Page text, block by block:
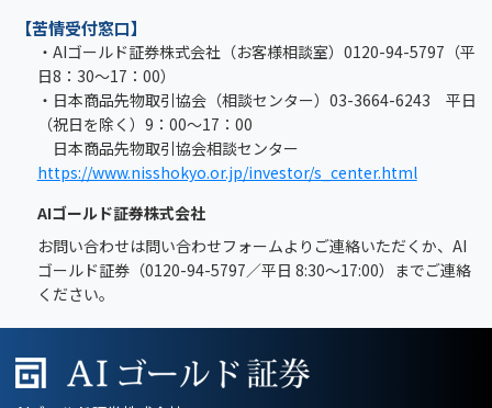
【苦情受付窓口】
・AIゴールド証券株式会社（お客様相談室）0120-94-5797（平
日8：30～17：00）
・日本商品先物取引協会（相談センター）03-3664-6243 平日
（祝日を除く）9：00～17：00
日本商品先物取引協会相談センター
https://www.nisshokyo.or.jp/investor/s_center.html
AIゴールド証券株式会社
お問い合わせは問い合わせフォームよりご連絡いただくか、AI
ゴールド証券（0120-94-5797／平日 8:30～17:00）までご連絡
ください。